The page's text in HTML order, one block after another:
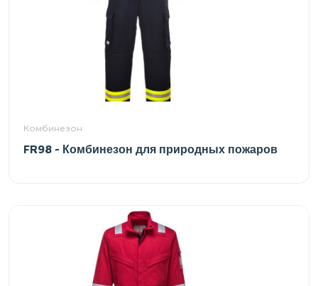
Комбинезон
FR98 - Комбинезон для природных пожаров